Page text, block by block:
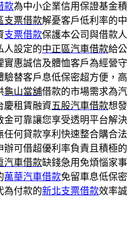
款為中小企業信用保證基金積
支票借款解憂客戶低利率的中
支票借款保護本公司與借款人
人設定的中正區汽車借款給公
惠誠信及體恤客戶為經營守
驗替客戶息低保密超方便，高
龜山當舖借款的市場需求為汽
慶租賃融資五股汽車借款想發
可靠讓您享受透明平台解決
任何貸款享利快速整合購合法
辦可借超優利率負責且積極的
汽車借款缺錢急用免煩惱家事
萬華汽車借款免留車息低保密
為付款的新北支票借款效率誠